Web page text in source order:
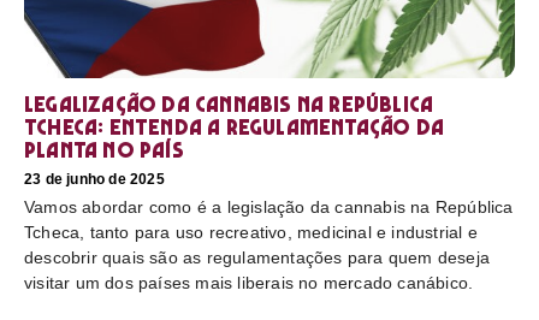
Legalização da cannabis na República
Tcheca: entenda a regulamentação da
planta no país
23 de junho de 2025
Vamos abordar como é a legislação da cannabis na República
Tcheca, tanto para uso recreativo, medicinal e industrial e
descobrir quais são as regulamentações para quem deseja
visitar um dos países mais liberais no mercado canábico.